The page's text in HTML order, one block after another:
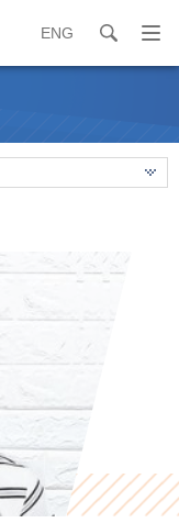
ENG search
打
開